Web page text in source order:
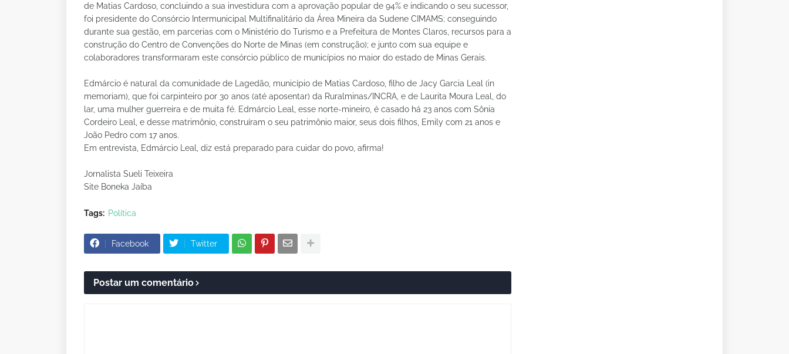
de Matias Cardoso, concluindo a sua investidura com a aprovação popular de 94% e indicando o seu sucessor,
foi presidente do Consórcio Intermunicipal Multifinalitário da Área Mineira da Sudene CIMAMS; conseguindo
durante sua gestão, em parcerias com o Ministério do Turismo e a Prefeitura de Montes Claros, recursos para a
construção do Centro de Convenções do Norte de Minas (em construção); e junto com sua equipe e
colaboradores transformaram este consórcio público de municípios no maior do estado de Minas Gerais.
Edmárcio é natural da comunidade de Lagedão, município de Matias Cardoso, filho de Jacy Garcia Leal (in
memoriam), que foi carpinteiro por 30 anos (até aposentar) da Ruralminas/INCRA, e de Laurita Moura Leal, do
lar, uma mulher guerreira e de muita fé. Edmárcio Leal, esse norte-mineiro, é casado há 23 anos com Sônia
Cordeiro Leal, e desse matrimônio, construíram o seu patrimônio maior, seus dois filhos, Emily com 21 anos e
João Pedro com 17 anos.
Em entrevista, Edmárcio Leal, diz está preparado para cuidar do povo, afirma!
Jornalista Sueli Teixeira
Site Boneka Jaíba
Tags: Política
Facebook Twitter
Postar um comentário